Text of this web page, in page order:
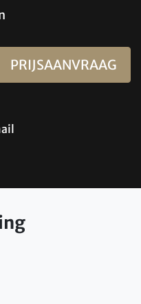
PRIJSAANVRAAG